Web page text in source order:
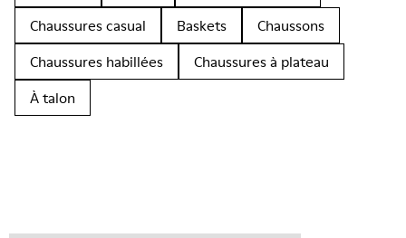
Chaussures casual
Baskets
Chaussons
Chaussures habillées
Chaussures à plateau
À talon